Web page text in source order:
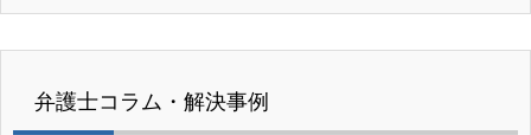
弁護士コラム・解決事例